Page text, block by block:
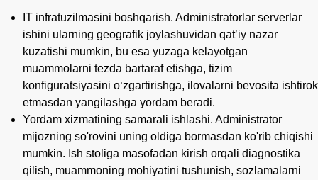
IT infratuzilmasini boshqarish. Administratorlar serverlar
ishini ularning geografik joylashuvidan qatʼiy nazar
kuzatishi mumkin, bu esa yuzaga kelayotgan
muammolarni tezda bartaraf etishga, tizim
konfiguratsiyasini oʻzgartirishga, ilovalarni bevosita ishtirok
etmasdan yangilashga yordam beradi.
Yordam xizmatining samarali ishlashi. Administrator
mijozning so'rovini uning oldiga bormasdan ko'rib chiqishi
mumkin. Ish stoliga masofadan kirish orqali diagnostika
qilish, muammoning mohiyatini tushunish, sozlamalarni